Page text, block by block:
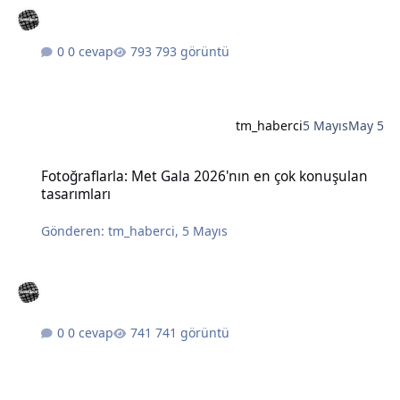
0 cevap 793 görüntü
tm_haberci5 MayısMay 5
Fotoğraflarla: Met Gala 2026'nın en çok konuşulan
tasarımları
Gönderen:tm_haberci, 5 Mayıs
0 cevap 741 görüntü